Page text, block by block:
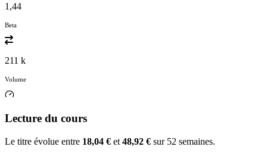
1,44
Beta
211 k
Volume
Lecture du cours
Le titre évolue entre 18,04 € et 48,92 € sur 52 semaines.